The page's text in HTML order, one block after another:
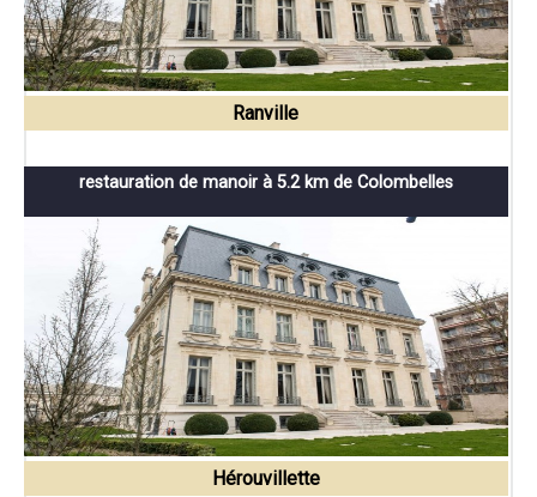
Ranville
restauration de manoir à 5.2 km de Colombelles
Hérouvillette